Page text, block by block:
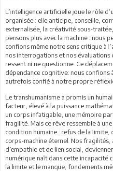
L’intelligence artificielle joue le rôle
organisée : elle anticipe, conseille,
externalisée, la créativité sous-
pensons plus avec la machine : nous
confions même notre sens critique à
nos interrogations et nos évaluations
ressent ni ne questionne. Ce
dépendance cognitive: nous confions
autrefois confié à notre propre
Le transhumanisme a promis un
facteur, élevé à la puissance
un corps infatigable, une mémoire
fragilité. Mais ce rêve ressemble à
condition humaine : refus de la limite,
corps-machine éternel. Nos
d’empathie et de lien social,
numérique naît dans cette incapacité
la limite et le manque, fondements